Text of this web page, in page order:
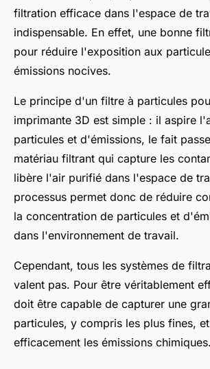
filtration efficace dans l'espace de
indispensable. En effet, une bonne
pour réduire l'exposition aux
émissions nocives.
Le principe d'un filtre à particules
imprimante 3D est simple : il aspire
particules et d'émissions, le fait
matériau filtrant qui capture les
libère l'air purifié dans l'espace de
processus permet donc de réduire
la concentration de particules et
dans l'environnement de travail.
Cependant, tous les systèmes de
valent pas. Pour être véritablement
doit être capable de capturer une
particules, y compris les plus fines,
efficacement les émissions chimiques.